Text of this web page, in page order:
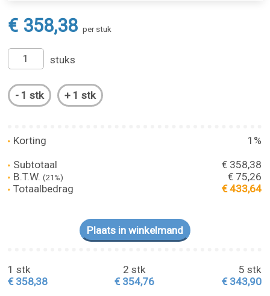
€ 358,38 per stuk
stuks
Korting
1%
Subtotaal
€ 358,38
B.T.W.(21%)
€ 75,26
Totaalbedrag
€ 433,64
1 stk
€ 358,38
2 stk
€ 354,76
5 stk
€ 343,90